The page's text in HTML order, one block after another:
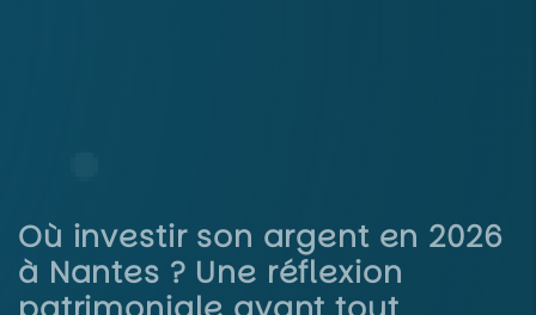
Où investir son argent en 2026
à Nantes ? Une réflexion